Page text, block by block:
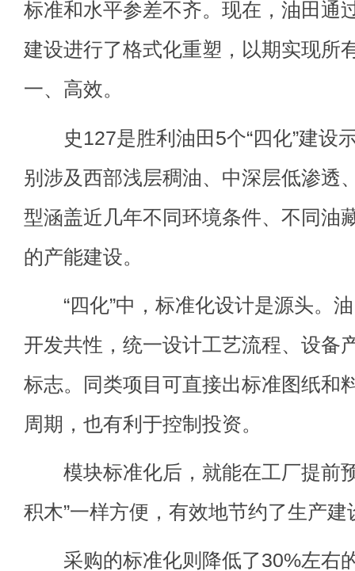
标准和水平参差不齐。现在，油田通
建设进行了格式化重塑，以期实现所
一、高效。
史127是胜利油田5个“四化”建设
别涉及西部浅层稠油、中深层低渗透
型涵盖近几年不同环境条件、不同油
的产能建设。
“四化”中，标准化设计是源头。油
开发共性，统一设计工艺流程、设备
标志。同类项目可直接出标准图纸和
周期，也有利于控制投资。
模块标准化后，就能在工厂提前
积木”一样方便，有效地节约了生产建
采购的标准化则降低了30%左右